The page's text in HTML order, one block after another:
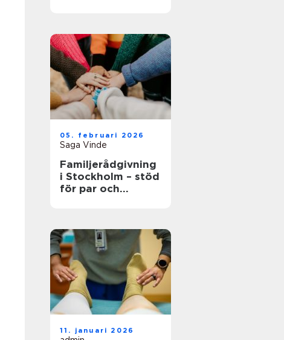
05. februari 2026
Saga Vinde
Familjerådgivning
i Stockholm – stöd
för par och
11. januari 2026